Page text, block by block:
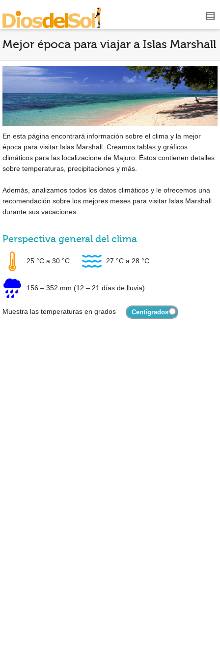
Mejor época para viajar a Islas Marshall
En esta página encontrará información sobre el clima y la mejor
época para visitar Islas Marshall. Creamos tablas y gráficos
climáticos para las localizacione de Majuro. Éstos contienen detalles
sobre temperaturas, precipitaciones y más.
Además, analizamos todos los datos climáticos y le ofrecemos una
recomendación sobre los mejores meses para visitar Islas Marshall
durante sus vacaciones.
Perspectiva general del clima
25 °C a 30 °C 27 °C a 28 °C
156 – 352 mm (12 – 21 días de lluvia)
Muestra las temperaturas en grados